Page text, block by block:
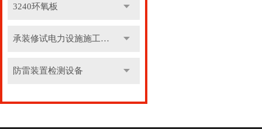
3240环氧板
承装修试电力设施施工机具
防雷装置检测设备